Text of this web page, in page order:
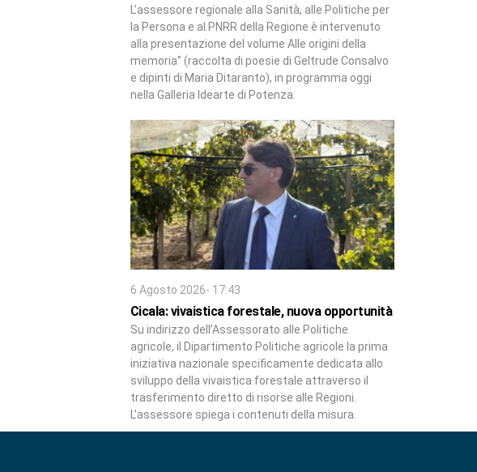
L’assessore regionale alla Sanità, alle Politiche per
la Persona e al PNRR della Regione è intervenuto
alla presentazione del volume Alle origini della
memoria” (raccolta di poesie di Geltrude Consalvo
e dipinti di Maria Ditaranto), in programma oggi
nella Galleria Idearte di Potenza.
6 Agosto 2026- 17:43
Cicala: vivaistica forestale, nuova opportunità
Su indirizzo dell’Assessorato alle Politiche
agricole, il Dipartimento Politiche agricole la prima
iniziativa nazionale specificamente dedicata allo
sviluppo della vivaistica forestale attraverso il
trasferimento diretto di risorse alle Regioni.
L’assessore spiega i contenuti della misura.